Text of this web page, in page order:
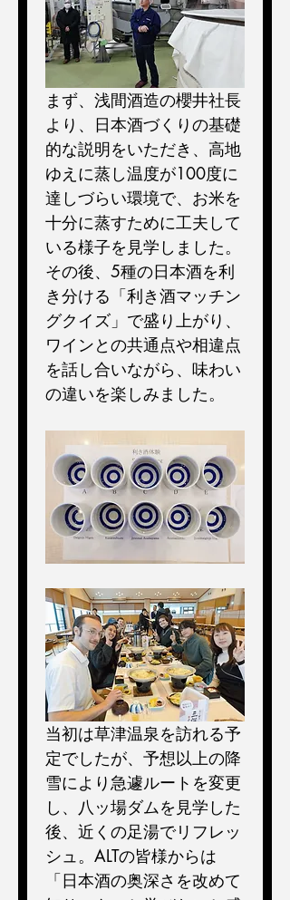
まず、浅間酒造の櫻井社長
より、日本酒づくりの基礎
的な説明をいただき、高地
ゆえに蒸し温度が100度に
達しづらい環境で、お米を
十分に蒸すために工夫して
いる様子を見学しました。
その後、5種の日本酒を利
き分ける「利き酒マッチン
グクイズ」で盛り上がり、
ワインとの共通点や相違点
を話し合いながら、味わい
の違いを楽しみました。
当初は草津温泉を訪れる予
定でしたが、予想以上の降
雪により急遽ルートを変更
し、八ッ場ダムを見学した
後、近くの足湯でリフレッ
シュ。ALTの皆様からは
「日本酒の奥深さを改めて